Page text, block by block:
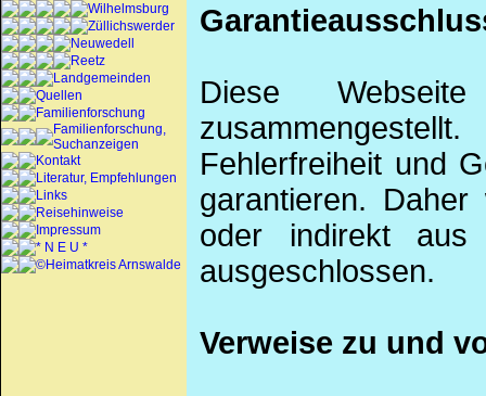
Wilhelmsburg
Züllichswerder
Neuwedell
Reetz
Landgemeinden
Quellen
Familienforschung
Familienforschung,
Suchanzeigen
Kontakt
Literatur, Empfehlungen
Links
Reisehinweise
Impressum
* N E U *
©Heimatkreis Arnswalde
Diese
Fehlerfreiheit und
garantieren.
oder indirekt aus
ausgeschlossen.
Verweise zu und